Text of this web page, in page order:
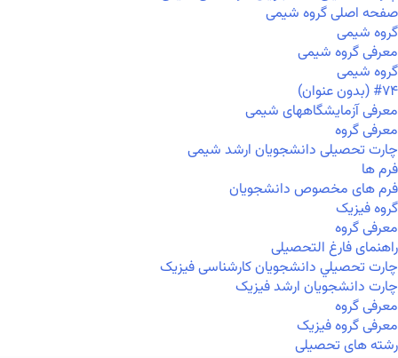
صفحه اصلی گروه شیمی
گروه شیمی
معرفی گروه شیمی
گروه شیمی
#۷۴ (بدون عنوان)
معرفی آزمایشگاههای شیمی
معرفی گروه
چارت تحصیلی دانشجویان ارشد شیمی
فرم ها
فرم های مخصوص دانشجویان
گروه فیزیک
معرفی گروه
راهنمای فارغ التحصیلی
چارت تحصيلي دانشجویان کارشناسی فیزیک
چارت دانشجویان ارشد فیزیک
معرفی گروه
معرفی گروه فیزیک
رشته های تحصیلی